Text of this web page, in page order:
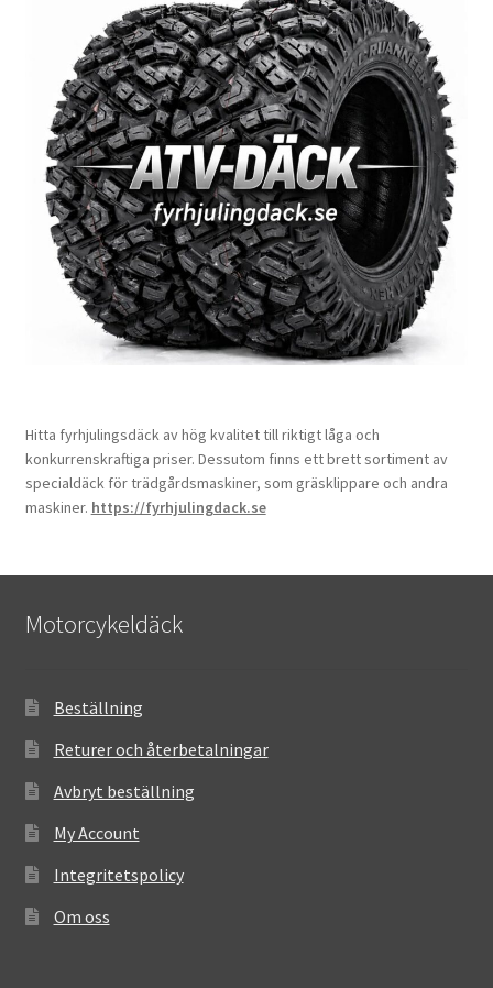
Hitta fyrhjulingsdäck av hög kvalitet till riktigt låga och
konkurrenskraftiga priser. Dessutom finns ett brett sortiment av
specialdäck för trädgårdsmaskiner, som gräsklippare och andra
maskiner. https://fyrhjulingdack.se
Motorcykeldäck
Beställning
Returer och återbetalningar
Avbryt beställning
My Account
Integritetspolicy
Om oss